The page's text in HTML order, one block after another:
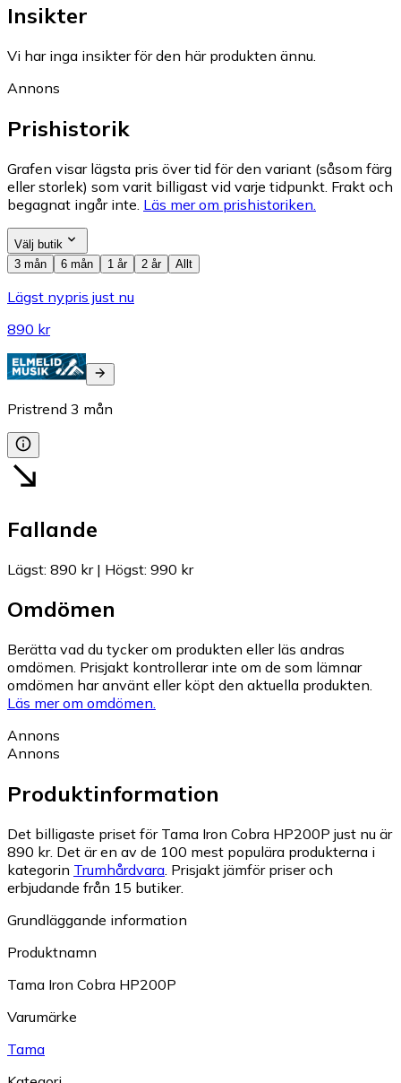
Insikter
Vi har inga insikter för den här produkten ännu.
Annons
Prishistorik
Grafen visar lägsta pris över tid för den variant (såsom färg
eller storlek) som varit billigast vid varje tidpunkt. Frakt och
begagnat ingår inte. Läs mer om prishistoriken.
Välj butik
3 mån
6 mån 1 år 2 år Allt
Lägst nypris just nu
890 kr
Pristrend 3 mån
Fallande
Lägst: 890 kr| Högst: 990 kr
Omdömen
Berätta vad du tycker om produkten eller läs andras
omdömen. Prisjakt kontrollerar inte om de som lämnar
omdömen har använt eller köpt den aktuella produkten.
Läs mer om omdömen.
Annons
Annons
Produktinformation
Det billigaste priset för Tama Iron Cobra HP200P just nu är
890 kr. Det är en av de 100 mest populära produkterna i
kategorin Trumhårdvara. Prisjakt jämför priser och
erbjudande från 15 butiker.
Grundläggande information
Produktnamn
Tama Iron Cobra HP200P
Varumärke
Tama